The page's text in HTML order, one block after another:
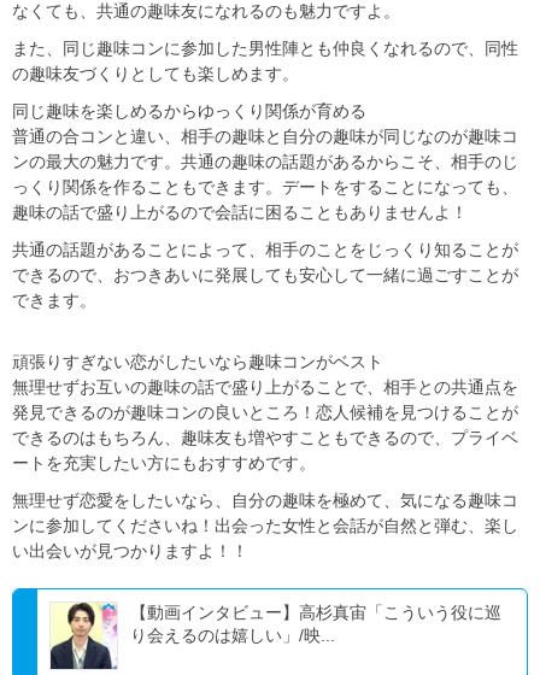
なくても、共通の趣味友になれるのも魅力ですよ。
また、同じ趣味コンに参加した男性陣とも仲良くなれるので、同性
の趣味友づくりとしても楽しめます。
同じ趣味を楽しめるからゆっくり関係が育める
普通の合コンと違い、相手の趣味と自分の趣味が同じなのが趣味コ
ンの最大の魅力です。共通の趣味の話題があるからこそ、相手のじ
っくり関係を作ることもできます。デートをすることになっても、
趣味の話で盛り上がるので会話に困ることもありませんよ！
共通の話題があることによって、相手のことをじっくり知ることが
できるので、おつきあいに発展しても安心して一緒に過ごすことが
できます。
頑張りすぎない恋がしたいなら趣味コンがベスト
無理せずお互いの趣味の話で盛り上がることで、相手との共通点を
発見できるのが趣味コンの良いところ！恋人候補を見つけることが
できるのはもちろん、趣味友も増やすこともできるので、プライベ
ートを充実したい方にもおすすめです。
無理せず恋愛をしたいなら、自分の趣味を極めて、気になる趣味コ
ンに参加してくださいね！出会った女性と会話が自然と弾む、楽し
い出会いが見つかりますよ！！
【動画インタビュー】高杉真宙「こういう役に巡
り会えるのは嬉しい」/映...